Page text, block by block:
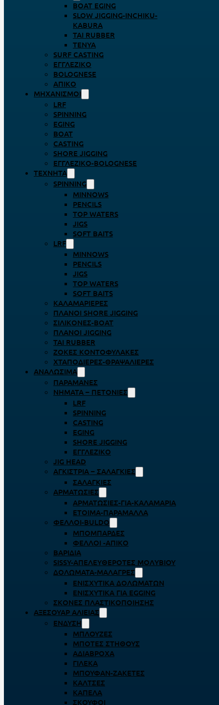
BOAT EGING
SLOW JIGGING-INCHIKU-
KABURA
TAI RUBBER
TENYA
SURF CASTING
ΕΓΓΛΈΖΙΚΟ
BOLOGNESE
ΑΠΊΚΟ
ΜΗΧΑΝΙΣΜΟΊ
LRF
SPINNING
EGING
BOAT
CASTING
SHORE JIGGING
ΕΓΓΛΈΖΙΚΟ-BOLOGNESE
ΤΕΧΝΗΤΆ
SPINNING
MINNOWS
PENCILS
TOP WATERS
JIGS
SOFT BAITS
LRF
MINNOWS
PENCILS
JIGS
TOP WATERS
SOFT BAITS
ΚΑΛΑΜΑΡΙΈΡΕΣ
ΠΛΆΝΟΙ SHORE JIGGING
ΣΙΛΙΚΌΝΕΣ-BOAT
ΠΛΆΝΟΙ JIGGING
TAI RUBBER
ΖΌΚΕΣ ΚΟΝΤΟΦΎΛΑΚΕΣ
ΧΤΑΠΟΔΙΈΡΕΣ-ΘΡΑΨΑΛΙΈΡΕΣ
ΑΝΑΛΏΣΙΜΑ
ΠΑΡΑΜΆΝΕΣ
ΝΉΜΑΤΑ – ΠΕΤΟΝΙΈΣ
LRF
SPINNING
CASTING
EGING
SHORE JIGGING
ΕΓΓΛΈΖΙΚΟ
JIG HEAD
ΑΓΚΊΣΤΡΙΑ – ΣΑΛΑΓΚΙΈΣ
ΣΑΛΑΓΚΙΈΣ
ΑΡΜΑΤΩΣΙΈΣ
ΑΡΜΑΤΩΣΙΈΣ-ΓΙΑ-ΚΑΛΑΜΆΡΙΑ
ΈΤΟΙΜΑ-ΠΑΡΆΜΑΛΛΑ
ΦΕΛΛΟΊ-BULDO
ΜΠΟΜΠΆΡΔΕΣ
ΦΕΛΛΟΊ -ΑΠΊΚΟ
ΒΑΡΊΔΙΑ
SISSY-ΑΠΕΛΕΥΘΕΡΟΤΈΣ ΜΟΛΥΒΙΟΎ
ΔΟΛΏΜΑΤΑ-ΜΑΛΆΓΡΕΣ
ΕΝΙΣΧΥΤΙΚΆ ΔΟΛΩΜΆΤΩΝ
ΕΝΙΣΧΥΤΙΚΆ ΓΙΑ EGGING
ΣΚΌΝΕΣ ΠΛΑΣΤΙΚΟΠΟΊΗΣΗΣ
ΑΞΕΣΟΥΆΡ ΑΛΙΕΊΑΣ
ΈΝΔΥΣΗ
ΜΠΛΟΎΖΕΣ
ΜΠΌΤΕΣ ΣΤΉΘΟΥΣ
ΑΔΙΆΒΡΟΧΑ
ΓΙΛΈΚΑ
ΜΠΟΥΦΆΝ-ΖΑΚΈΤΕΣ
ΚΆΛΤΣΕΣ
ΚΑΠΈΛΑ
ΣΚΟΎΦΟΙ